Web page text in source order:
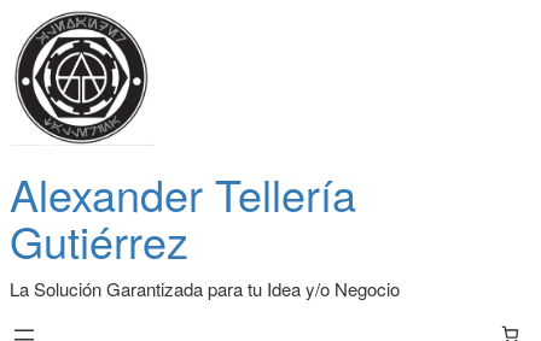
Alexander Tellería
Gutiérrez
La Solución Garantizada para tu Idea y/o Negocio